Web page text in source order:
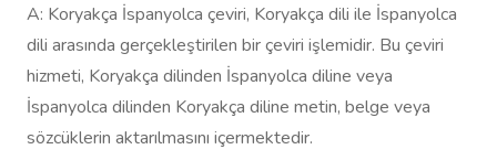
A: Koryakça İspanyolca çeviri, Koryakça dili ile İspanyolca
dili arasında gerçekleştirilen bir çeviri işlemidir. Bu çeviri
hizmeti, Koryakça dilinden İspanyolca diline veya
İspanyolca dilinden Koryakça diline metin, belge veya
sözcüklerin aktarılmasını içermektedir.